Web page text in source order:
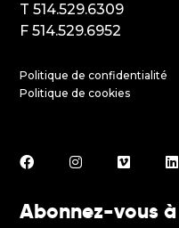
T 514.529.6309
F 514.529.6952
Politique de confidentialité
Politique de cookies
Abonnez-vous